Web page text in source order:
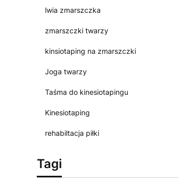
lwia zmarszczka
zmarszczki twarzy
kinsiotaping na zmarszczki
Joga twarzy
Taśma do kinesiotapingu
Kinesiotaping
rehabiltacja piłki
Tagi